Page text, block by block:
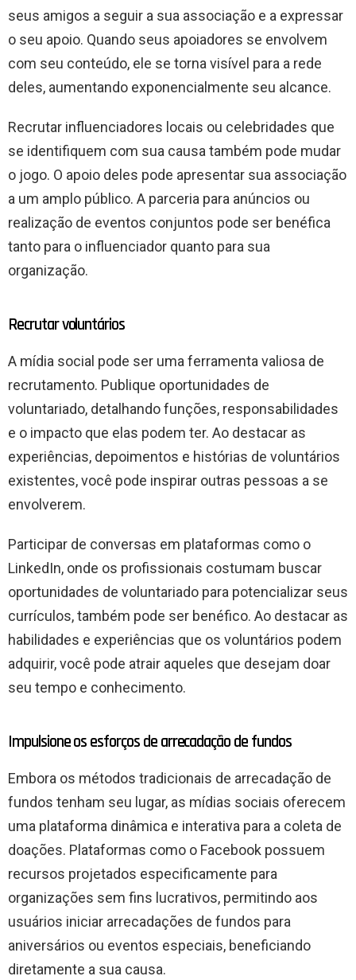
seus amigos a seguir a sua associação e a expressar
o seu apoio. Quando seus apoiadores se envolvem
com seu conteúdo, ele se torna visível para a rede
deles, aumentando exponencialmente seu alcance.
Recrutar influenciadores locais ou celebridades que
se identifiquem com sua causa também pode mudar
o jogo. O apoio deles pode apresentar sua associação
a um amplo público. A parceria para anúncios ou
realização de eventos conjuntos pode ser benéfica
tanto para o influenciador quanto para sua
organização.
Recrutar voluntários
A mídia social pode ser uma ferramenta valiosa de
recrutamento. Publique oportunidades de
voluntariado, detalhando funções, responsabilidades
e o impacto que elas podem ter. Ao destacar as
experiências, depoimentos e histórias de voluntários
existentes, você pode inspirar outras pessoas a se
envolverem.
Participar de conversas em plataformas como o
LinkedIn, onde os profissionais costumam buscar
oportunidades de voluntariado para potencializar seus
currículos, também pode ser benéfico. Ao destacar as
habilidades e experiências que os voluntários podem
adquirir, você pode atrair aqueles que desejam doar
seu tempo e conhecimento.
Impulsione os esforços de arrecadação de fundos
Embora os métodos tradicionais de arrecadação de
fundos tenham seu lugar, as mídias sociais oferecem
uma plataforma dinâmica e interativa para a coleta de
doações. Plataformas como o Facebook possuem
recursos projetados especificamente para
organizações sem fins lucrativos, permitindo aos
usuários iniciar arrecadações de fundos para
aniversários ou eventos especiais, beneficiando
diretamente a sua causa.